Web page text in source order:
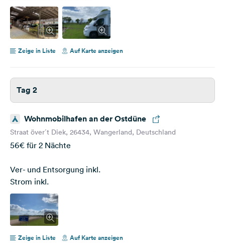
Zeige in Liste Auf Karte anzeigen
Tag 2
Wohnmobilhafen an der Ostdüne
Straat över´t Diek, 26434, Wangerland, Deutschland
56€ für 2 Nächte
Ver- und Entsorgung inkl.
Strom inkl.
Zeige in Liste Auf Karte anzeigen